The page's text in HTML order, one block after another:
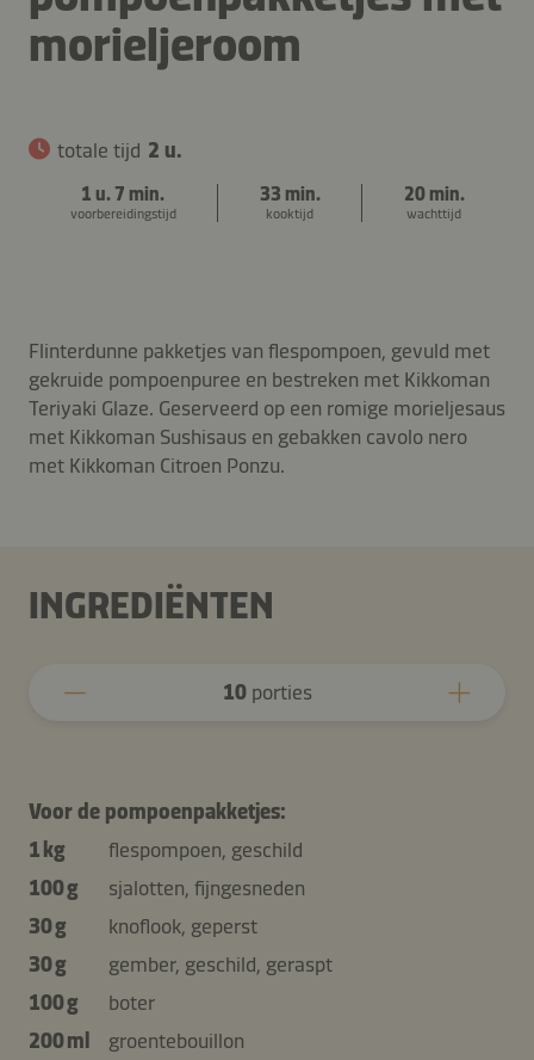
morieljeroom
totale tijd 2 u.
1 u. 7 min.
voorbereidingstijd
33 min.
kooktijd
20 min.
wachttijd
Flinterdunne pakketjes van flespompoen, gevuld met
gekruide pompoenpuree en bestreken met Kikkoman
Teriyaki Glaze. Geserveerd op een romige morieljesaus
met Kikkoman Sushisaus en gebakken cavolo nero
met Kikkoman Citroen Ponzu.
INGREDIËNTEN
10porties
Voor de pompoenpakketjes:
1 kg
flespompoen, geschild
100 g
sjalotten, fijngesneden
30 g
knoflook, geperst
30 g
gember, geschild, geraspt
100 g
boter
200 ml
groentebouillon